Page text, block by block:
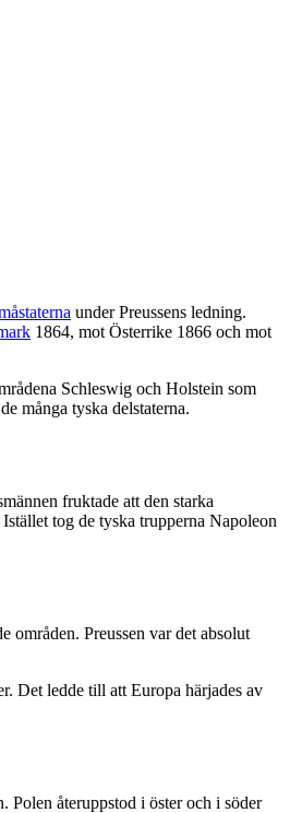
under Preussens ledning.
1864, mot Österrike 1866 och mot
Schleswig och Holstein som
många tyska delstaterna.
fruktade att den starka
Istället tog de tyska trupperna Napoleon
områden. Preussen var det absolut
Det ledde till att Europa härjades av
Polen återuppstod i öster och i söder